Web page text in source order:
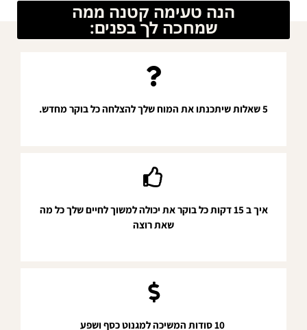
הנה טעימה קטנה ממה
שמחכה לך בפנים:
5 שאלות שיתכנתו את המוח שלך להצלחה כל בוקר מחדש.
איך ב 15 דקות כל בוקר את יכולה למשוך לחיים שלך כל מה
שאת רוצה​